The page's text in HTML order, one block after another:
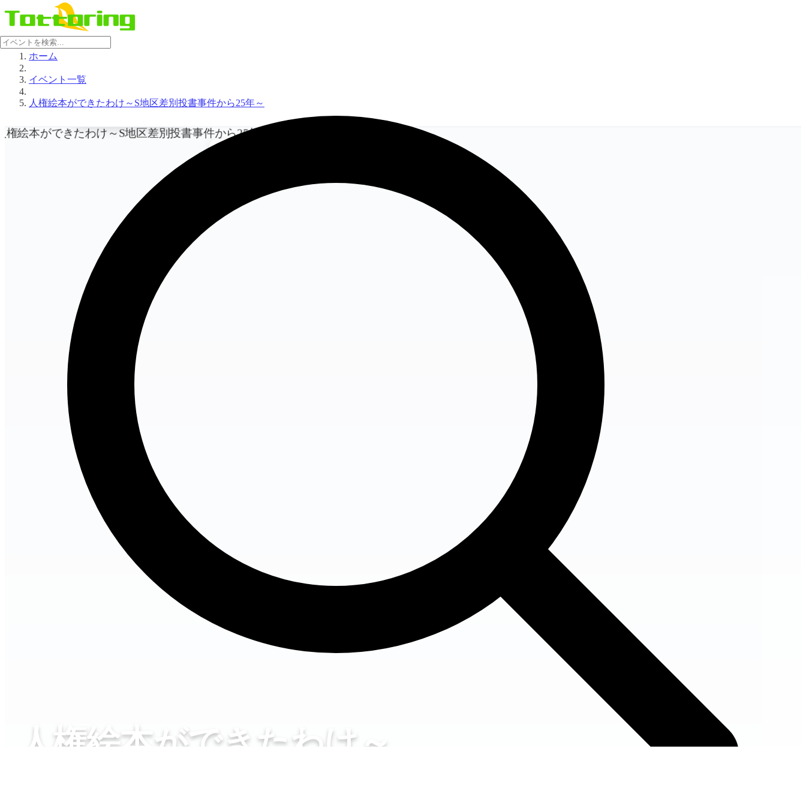
ホーム
イベント一覧
人権絵本ができたわけ～S地区差別投書事件から25年～
イベント画像を表示
人権絵本ができたわけ～